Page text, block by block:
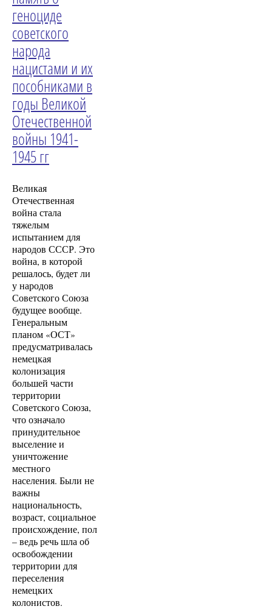
геноциде
советского
народа
нацистами и их
пособниками в
годы Великой
Отечественной
войны 1941-
1945 гг
Великая
Отечественная
война стала
тяжелым
испытанием для
народов СССР. Это
война, в которой
решалось, будет ли
у народов
Советского Союза
будущее вообще.
Генеральным
планом «ОСТ»
предусматривалась
немецкая
колонизация
большей части
территории
Советского Союза,
что означало
принудительное
выселение и
уничтожение
местного
населения. Были не
важны
национальность,
возраст, социальное
происхождение, пол
– ведь речь шла об
освобождении
территории для
переселения
немецких
колонистов.